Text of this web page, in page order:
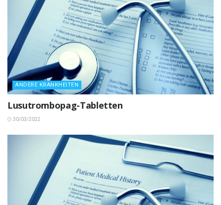
ANDERE KRANKHEITEN
Lusutrombopag-Tabletten
30/03/2022